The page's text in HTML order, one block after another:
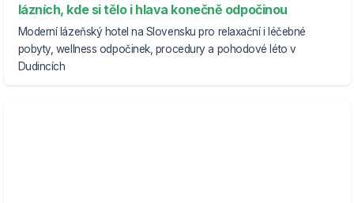
lázních, kde si tělo i hlava konečně odpočinou
Moderní lázeňský hotel na Slovensku pro relaxační i léčebné
pobyty, wellness odpočinek, procedury a pohodové léto v
Dudincích